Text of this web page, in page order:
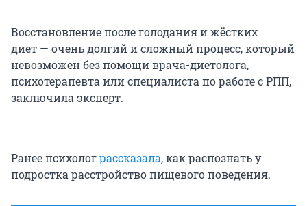
Восстановление после голодания и жёстких
диет — очень долгий и сложный процесс, который
невозможен без помощи врача-диетолога,
психотерапевта или специалиста по работе с РПП,
заключила эксперт.
Ранее психолограссказала, как распознать у
подростка расстройство пищевого поведения.